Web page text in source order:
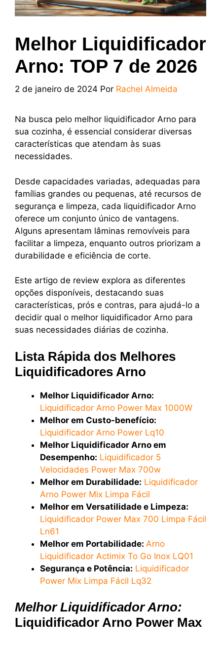
Melhor Liquidificador
Arno: TOP 7 de 2026
2 de janeiro de 2024 Por Rachel Almeida
Na busca pelo melhor liquidificador Arno para
sua cozinha, é essencial considerar diversas
características que atendam às suas
necessidades.
Desde capacidades variadas, adequadas para
famílias grandes ou pequenas, até recursos de
segurança e limpeza, cada liquidificador Arno
oferece um conjunto único de vantagens.
Alguns apresentam lâminas removíveis para
facilitar a limpeza, enquanto outros priorizam a
durabilidade e eficiência de corte.
Este artigo de review explora as diferentes
opções disponíveis, destacando suas
características, prós e contras, para ajudá-lo a
decidir qual o melhor liquidificador Arno para
suas necessidades diárias de cozinha.
Lista Rápida dos Melhores
Liquidificadores Arno
Melhor Liquidificador Arno:
Liquidificador Arno Power Max 1000W
Melhor em Custo-benefício:
Liquidificador Arno Power Lq10
Melhor Liquidificador Arno em
Desempenho: Liquidificador 5
Velocidades Power Max 700w
Melhor em Durabilidade: Liquidificador
Arno Power Mix Limpa Fácil
Melhor em Versatilidade e Limpeza:
Liquidificador Power Max 700 Limpa Fácil
Ln61
Melhor em Portabilidade: Arno
Liquidificador Actimix To Go Inox LQ01
Segurança e Potência: Liquidificador
Power Mix Limpa Fácil Lq32
Melhor Liquidificador Arno:
Liquidificador Arno Power Max